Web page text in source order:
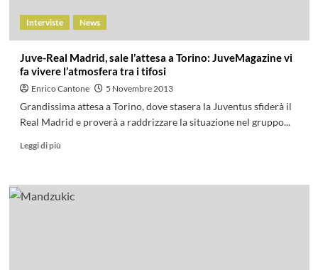
Interviste News
Juve-Real Madrid, sale l’attesa a Torino: JuveMagazine vi
fa vivere l’atmosfera tra i tifosi
Enrico Cantone 5 Novembre 2013
Grandissima attesa a Torino, dove stasera la Juventus sfiderà il
Real Madrid e proverà a raddrizzare la situazione nel gruppo...
Leggi di più